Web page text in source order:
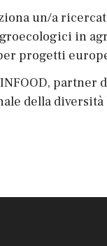
un/a
in
progetti
partner
della diversità